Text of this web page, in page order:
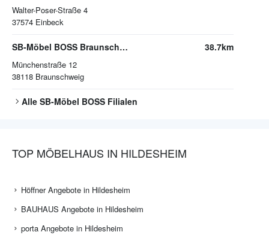
Walter-Poser-Straße 4
37574 Einbeck
SB-Möbel BOSS Braunschweig
Münchenstraße 12
38118 Braunschweig
38.7km
Alle SB-Möbel BOSS Filialen
TOP MÖBELHAUS IN HILDESHEIM
Höffner Angebote in Hildesheim
BAUHAUS Angebote in Hildesheim
porta Angebote in Hildesheim